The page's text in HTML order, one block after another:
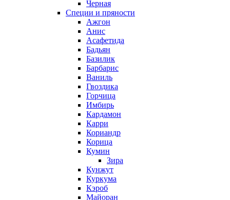
Черная
Специи и пряности
Ажгон
Анис
Асафетида
Бадьян
Базилик
Барбарис
Ваниль
Гвоздика
Горчица
Имбирь
Кардамон
Карри
Кориандр
Корица
Кумин
Зира
Кунжут
Куркума
Кэроб
Майоран